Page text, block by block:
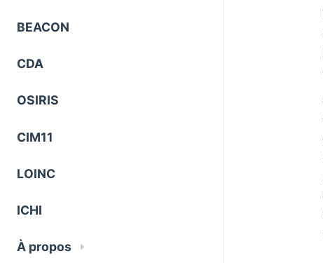
BEACON
CDA
OSIRIS
CIM11
LOINC
ICHI
À propos